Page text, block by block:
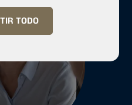
TODO